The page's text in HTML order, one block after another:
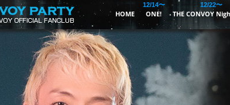
HOME ONE!
12/14〜
THE CONVOY
12/22〜